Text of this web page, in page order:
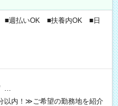
■週払いOK ■扶養内OK ■日
…
以内！≫ご希望の勤務地を紹介